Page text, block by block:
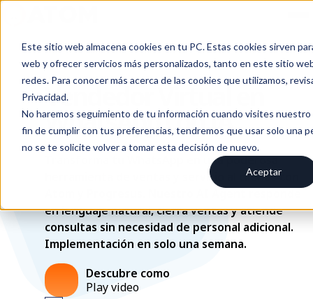
Este sitio web almacena cookies en tu PC. Estas cookies sirven
web y ofrecer servicios más personalizados, tanto en este sitio
redes. Para conocer más acerca de las cookies que utilizamos,
Privacidad.
No haremos seguimiento de tu información cuando visites nuestro
fin de cumplir con tus preferencias, tendremos que usar solo una
no se te solicite volver a tomar esta decisión de nuevo.
Aceptar
Vendedor Virtual en
WhatsApp con IA
Transforma tu WhatsApp en una poderosa
herramienta de ventas y servicio al cliente con
en lenguaje natural, cierra ventas y atiende
consultas sin necesidad de personal adicional.
Implementación en solo una semana.
Descubre como
Play video